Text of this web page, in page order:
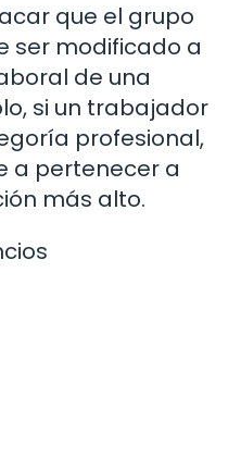
que el grupo
ser modificado a
de una
si un trabajador
profesional,
a pertenecer a
más alto.